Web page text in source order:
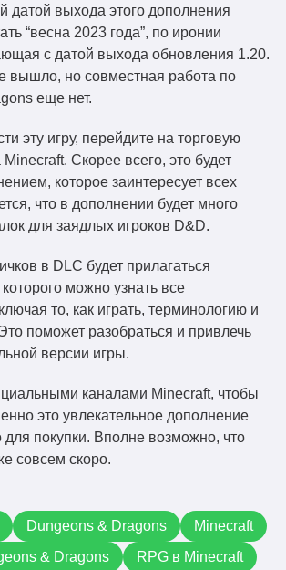
датой выхода этого дополнения
“весна 2023 года”, по иронии
с датой выхода обновления 1.20.
вышло, но совместная работа по
еще нет.
эту игру, перейдите на торговую
Скорее всего, это будет
которое заинтересует всех
что в дополнении будет много
для заядлых игроков D&D.
в DLC будет прилагаться
можно узнать все
то, как играть, терминологию и
поможет разобраться и привлечь
версии игры.
каналами Minecraft, чтобы
это увлекательное дополнение
для покупки. Вполне возможно, что
совсем скоро.
Dungeons & Dragons
Minecraft
& Dragons
RPG в Minecraft